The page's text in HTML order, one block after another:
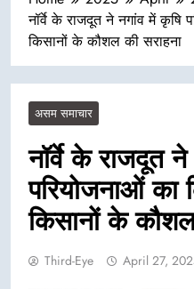
नॉर्वे के राजदूत ने नगांव में कृषि
किसानों के कौशल की सराहना
असम समाचार
नॉर्वे के राजदूत
परियोजनाओं का
किसानों के
Third-Eye April 27,